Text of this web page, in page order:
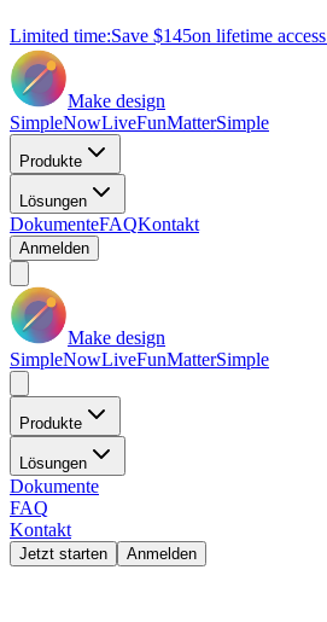
Limited time:Save $145on lifetime access
Make design
SimpleNowLiveFunMatterSimple
Produkte
Lösungen
DokumenteFAQKontakt
Anmelden
Make design
SimpleNowLiveFunMatterSimple
Produkte
Lösungen
Dokumente
FAQ
Kontakt
Jetzt starten Anmelden